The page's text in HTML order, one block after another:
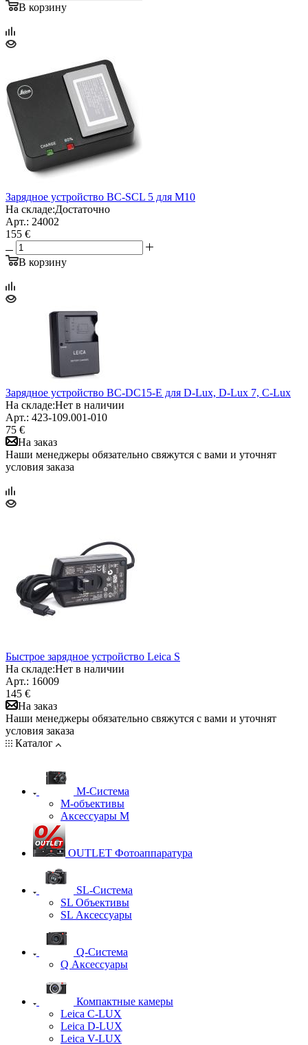
В корзину
Зарядное устройство BC-SCL 5 для M10
На складе:Достаточно
Арт.: 24002
155 €
В корзину
Зарядное устройство BC-DC15-E для D-Lux, D-Lux 7, C-Lux
На складе:Нет в наличии
Арт.: 423-109.001-010
75 €
На заказ
Наши менеджеры обязательно свяжутся с вами и уточнят
условия заказа
Быстрое зарядное устройство Leica S
На складе:Нет в наличии
Арт.: 16009
145 €
На заказ
Наши менеджеры обязательно свяжутся с вами и уточнят
условия заказа
Каталог
M-Система
М-объективы
Аксессуары М
OUTLET Фотоаппаратура
SL-Система
SL Объективы
SL Аксессуары
Q-Cистема
Q Аксессуары
Компактные камеры
Leica C-LUX
Leica D-LUX
Leica V-LUX